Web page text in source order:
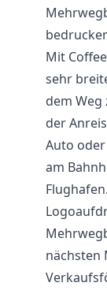
Mit
sehr
dem
der
Auto
am
nächsten